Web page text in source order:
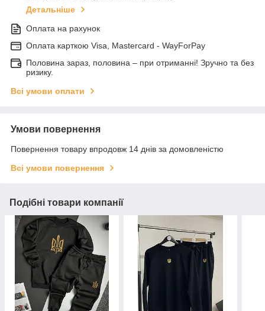
Детальніше
Оплата на рахунок
Оплата карткою Visa, Mastercard - WayForPay
Половина зараз, половина – при отриманні! Зручно та без
ризику.
Всі умови оплати
Умови повернення
Повернення товару впродовж 14 днів за домовленістю
Всі умови повернення
Подібні товари компанії